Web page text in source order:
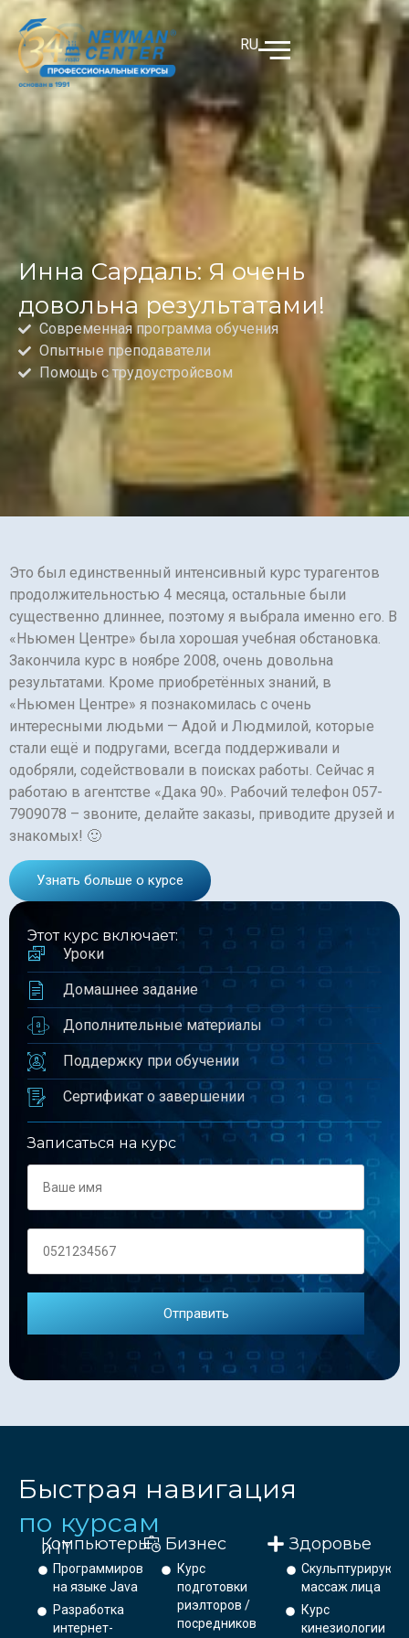
RU
Инна Сардаль: Я очень
довольна результатами!
Современная программа обучения
Опытные преподаватели
Помощь с трудоустройсвом
Это был единственный интенсивный курс турагентов
продолжительностью 4 месяца, остальные были
существенно длиннее, поэтому я выбрала именно его. В
«Ньюмен Центре» была хорошая учебная обстановка.
Закончила курс в ноябре 2008, очень довольна
результатами. Кроме приобретённых знаний, в
«Ньюмен Центре» я познакомилась с очень
интересными людьми — Адой и Людмилой, которые
стали ещё и подругами, всегда поддерживали и
одобряли, содействовали в поисках работы. Сейчас я
работаю в агентстве «Дака 90». Рабочий телефон 057-
7909078 – звоните, делайте заказы, приводите друзей и
знакомых! 🙂
Узнать больше о курсе
Этот курс включает:
Уроки
Домашнее задание
Дополнительные материалы
Поддержку при обучении
Сертификат о завершении
Записаться на курс
Быстрая навигация
по курсам
Компьютеры
и IT
Программирование
на языке Java
Разработка
интернет-
Бизнес
Курс
подготовки
риэлторов /
посредников
Здоровье
массаж лица
Курс
кинезиологии